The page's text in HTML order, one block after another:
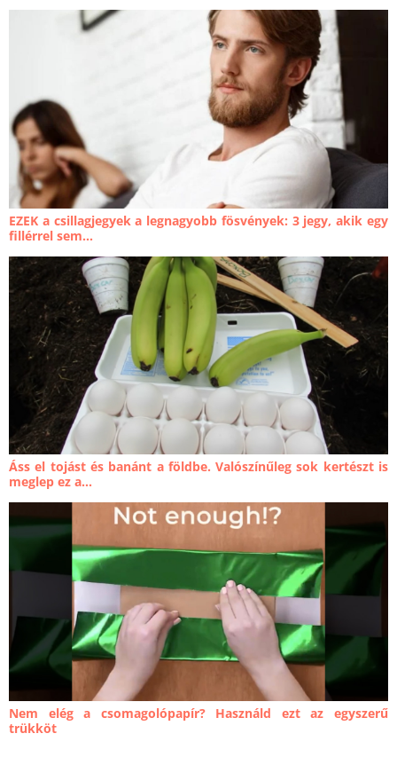
EZEK a csillagjegyek a legnagyobb fösvények: 3 jegy, akik egy
fillérrel sem...
Áss el tojást és banánt a földbe. Valószínűleg sok kertészt is
meglep ez a...
Nem elég a csomagolópapír? Használd ezt az egyszerű
trükköt